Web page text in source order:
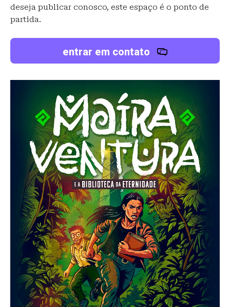
deseja publicar conosco, este espaço é o ponto de
partida.
entrar em contato